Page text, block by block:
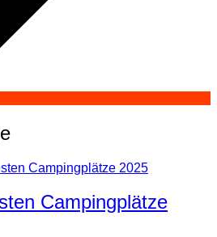
Campingplätze